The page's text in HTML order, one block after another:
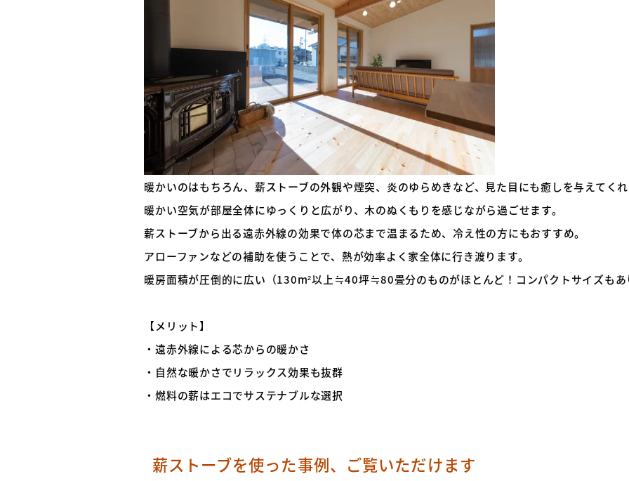
暖かいのはもちろん、薪ストーブの外観や煙突、炎のゆらめきなど、見た目にも癒しを与えてく
暖かい空気が部屋全体にゆっくりと広がり、木のぬくもりを感じながら過ごせます。
薪ストーブから出る遠赤外線の効果で体の芯まで温まるため、冷え性の方にもおすすめ。
アローファンなどの補助を使うことで、熱が効率よく家全体に行き渡ります。
暖房面積が圧倒的に広い（130m²以上≒40坪≒80畳分のものがほとんど！コンパクトサイズもあ
【メリット】
・遠赤外線による芯からの暖かさ
・自然な暖かさでリラックス効果も抜群
・燃料の薪はエコでサステナブルな選択
薪ストーブを使った事例、ご覧いただけます